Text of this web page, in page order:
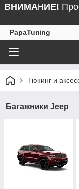
ВНИМАНИЕ!
PapaTuning
Тюнинг и
Багажники Jeep